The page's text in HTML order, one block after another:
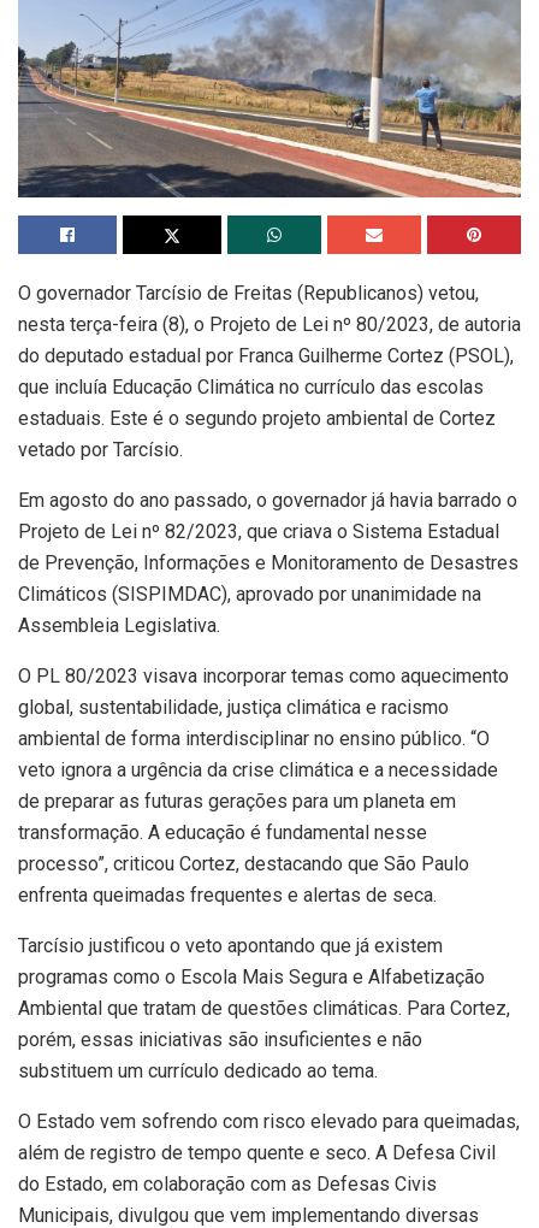
O governador Tarcísio de Freitas (Republicanos) vetou,
nesta terça-feira (8), o Projeto de Lei nº 80/2023, de autoria
do deputado estadual por Franca Guilherme Cortez (PSOL),
que incluía Educação Climática no currículo das escolas
estaduais. Este é o segundo projeto ambiental de Cortez
vetado por Tarcísio.
Em agosto do ano passado, o governador já havia barrado o
Projeto de Lei nº 82/2023, que criava o Sistema Estadual
de Prevenção, Informações e Monitoramento de Desastres
Climáticos (SISPIMDAC), aprovado por unanimidade na
Assembleia Legislativa.
O PL 80/2023 visava incorporar temas como aquecimento
global, sustentabilidade, justiça climática e racismo
ambiental de forma interdisciplinar no ensino público. “O
veto ignora a urgência da crise climática e a necessidade
de preparar as futuras gerações para um planeta em
transformação. A educação é fundamental nesse
processo”, criticou Cortez, destacando que São Paulo
enfrenta queimadas frequentes e alertas de seca.
Tarcísio justificou o veto apontando que já existem
programas como o Escola Mais Segura e Alfabetização
Ambiental que tratam de questões climáticas. Para Cortez,
porém, essas iniciativas são insuficientes e não
substituem um currículo dedicado ao tema.
O Estado vem sofrendo com risco elevado para queimadas,
além de registro de tempo quente e seco. A Defesa Civil
do Estado, em colaboração com as Defesas Civis
Municipais, divulgou que vem implementando diversas